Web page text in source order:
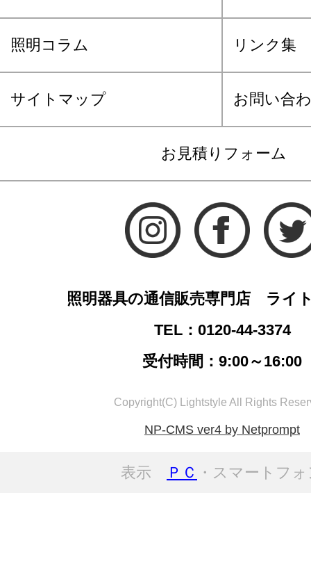
照明コラム リンク集
サイトマップ お問い合
お見積りフォーム
照明器具の通信販売専門店 ライ
TEL：0120-44-3374
受付時間：9:00～16:00
Copyright(C) Lightstyle All Rights
NP-CMS ver4 by Netprompt
表示 ＰＣ ・スマートフ